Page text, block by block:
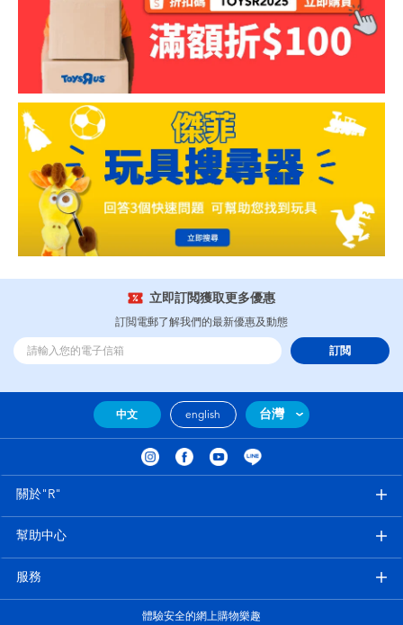
立即訂閲獲取更多優惠
訂閲電郵了解我們的最新優惠及動態
訂閲
中文 english 台灣
關於"R"
幫助中心
服務
體驗安全的網上購物樂趣